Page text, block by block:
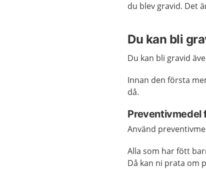
du blev gravid. Det
Du kan bli
Du kan bli gravid
Innan den första
då.
Preventivmedel
Använd
Alla som har fött
Då kan ni prata om